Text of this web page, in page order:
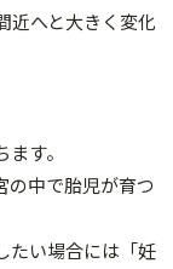
近へと大きく変化
す。
の中で胎児が育つ
たい場合には「妊